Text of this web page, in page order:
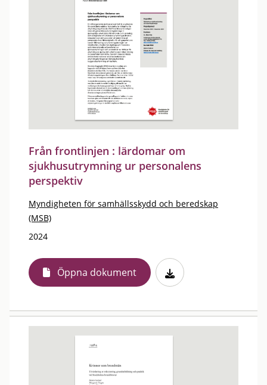
Från frontlinjen : lärdomar om
sjukhusutrymning ur personalens
perspektiv
Myndigheten för samhällsskydd och beredskap
(MSB)
2024
Öppna dokument